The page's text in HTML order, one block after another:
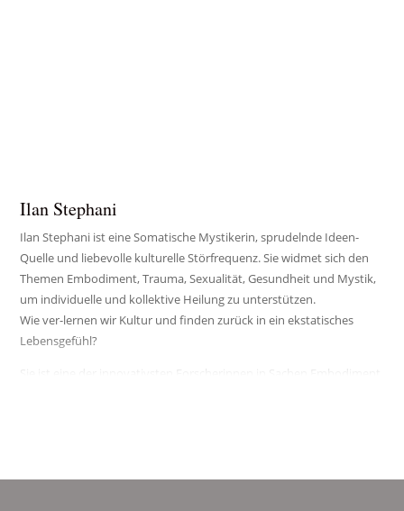
Ilan Stephani
Ilan Stephani ist eine Somatische Mystikerin, sprudelnde Ideen-
Quelle und liebevolle kulturelle Störfrequenz. Sie widmet sich den
Themen Embodiment, Trauma, Sexualität, Gesundheit und Mystik,
um individuelle und kollektive Heilung zu unterstützen.
Wie ver-lernen wir Kultur und finden zurück in ein ekstatisches
Lebensgefühl?